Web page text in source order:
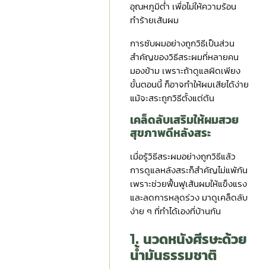
อุณหภูมิต่ำ เพื่อไม่ให้ความร้อน
ทำร้ายเส้นผม
การซับผมอย่างถูกวิธีเป็นส่วน
สำคัญของวิธีสระผมที่หลายคน
มองข้าม เพราะถ้าดูแลผิดเพียง
ขั้นตอนนี้ ก็อาจทำให้ผมเสียได้ง่าย
แม้จะสระถูกวิธีตั้งแต่ต้น
เคล็ดลับเสริมให้ผมสวย
สุขภาพดีหลังสระ
เมื่อรู้วิธีสระผมอย่างถูกวิธีแล้ว
การดูแลหลังสระก็สำคัญไม่แพ้กัน
เพราะช่วยฟื้นฟูเส้นผมให้แข็งแรง
และลดการหลุดร่วง มาดูเคล็ดลับ
ง่าย ๆ ที่ทำได้เองที่บ้านกัน
1. นวดหนังศีรษะด้วย
น้ำมันธรรมชาติ